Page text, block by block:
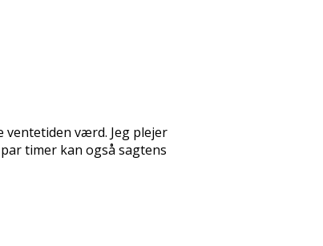
ventetiden værd. Jeg plejer
timer kan også sagtens